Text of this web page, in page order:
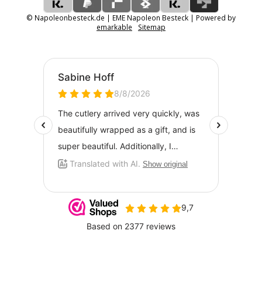
© Napoleonbesteck.de | EME Napoleon Besteck | Powered by
emarkable
Sitemap